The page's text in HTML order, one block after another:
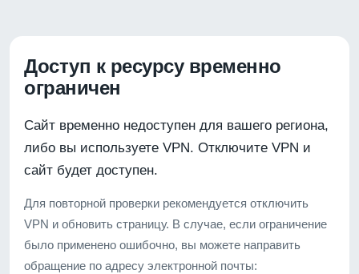
Доступ к ресурсу временно
ограничен
Сайт временно недоступен для вашего региона,
либо вы используете VPN. Отключите VPN и
сайт будет доступен.
Для повторной проверки рекомендуется отключить
VPN и обновить страницу. В случае, если ограничение
было применено ошибочно, вы можете направить
обращение по адресу электронной почты: